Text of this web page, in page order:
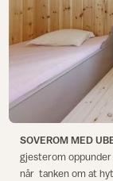
SOVEROM MED
gjesterom
når tanken om at